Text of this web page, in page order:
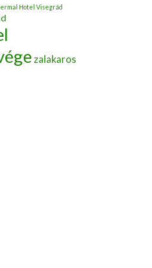
Hotel Visegrád
zalakaros